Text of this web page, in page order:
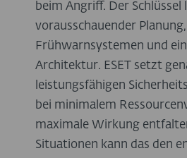
beim Angriff. Der Schlüssel
vorausschauender Planung,
Frühwarnsystemen und
Architektur. ESET setzt
leistungsfähigen
bei minimalem
maximale Wirkung
Situationen kann das den